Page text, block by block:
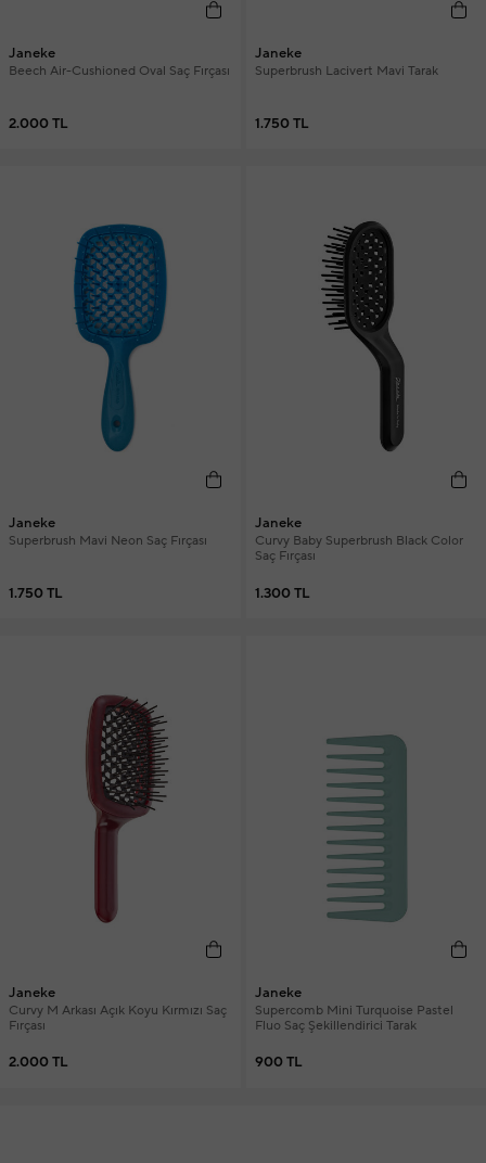
Janeke
Beech Air-Cushioned Oval Saç Fırçası
2.000 TL
Janeke
Superbrush Lacivert Mavi Tarak
1.750 TL
Janeke
Superbrush Mavi Neon Saç Fırçası
1.750 TL
Janeke
Curvy Baby Superbrush Black Color
Saç Fırçası
1.300 TL
Janeke
Curvy M Arkası Açık Koyu Kırmızı Saç
Fırçası
2.000 TL
Janeke
Supercomb Mini Turquoise Pastel
Fluo Saç Şekillendirici Tarak
900 TL